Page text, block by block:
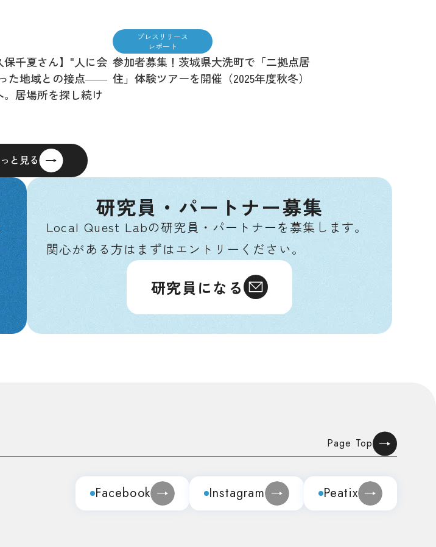
保千夏さん】"人に会
た地域との接点――
居場所を探し続け
プレスリリース
レポート
参加者募集！茨城県大洗町で「二拠点居
住」体験ツアーを開催（2025年度秋冬）
と見る
研究員・パートナー募集
Local Quest Labの研究員・パートナーを募集します。
関心がある方はまずはエントリーください。
研究員になる
Page Top
Facebook Instagram Peatix